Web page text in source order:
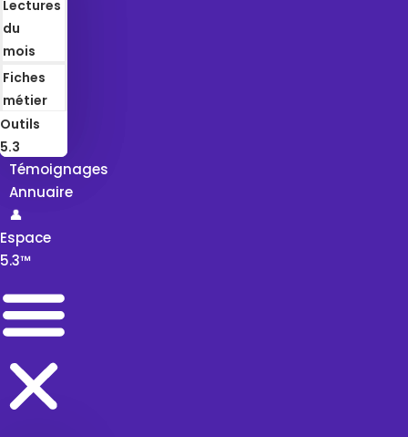
Lectures
du
mois
Fiches
métier
Outils
5.3
Témoignages
Annuaire
👤
Espace
5.3™